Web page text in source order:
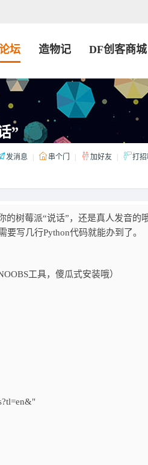
坛 造物记 DF创客商城
”
发消息 串个门 加好友 打
树莓派“说话”，还是真人发音的
写几行Python代码就能办到了。
工具，傻瓜式安装哦）